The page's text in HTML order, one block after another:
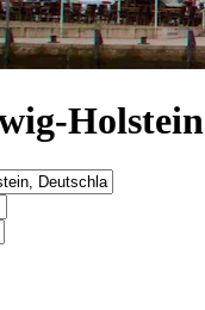
Holstein